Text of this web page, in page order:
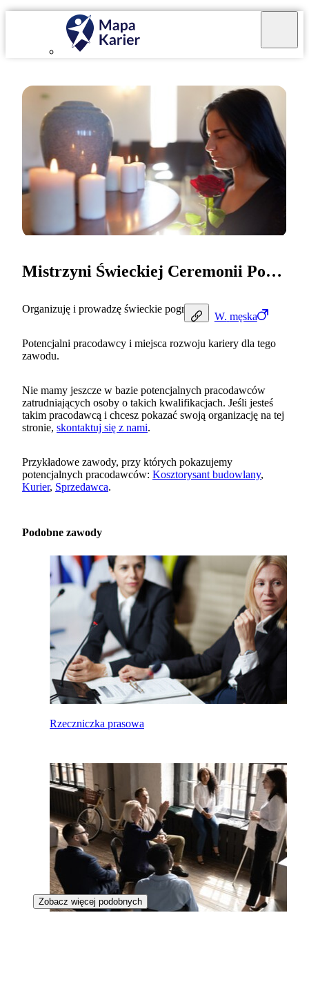
W. męska
Mistrzyni Świeckiej Ceremonii Pogrzebowej
Organizuję i prowadzę świeckie pogrzeby.
Potencjalni pracodawcy i miejsca rozwoju kariery dla tego
zawodu.
Nie mamy jeszcze w bazie potencjalnych pracodawców
zatrudniających osoby o takich kwalifikacjach. Jeśli jesteś
takim pracodawcą i chcesz pokazać swoją organizację na tej
stronie, skontaktuj się z nami.
Przykładowe zawody, przy których pokazujemy
potencjalnych pracodawców: Kosztorysant budowlany,
Kurier, Sprzedawca.
Podobne zawody
Rzeczniczka prasowa
Zobacz więcej podobnych